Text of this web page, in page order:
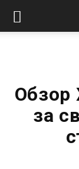
Обзор
за